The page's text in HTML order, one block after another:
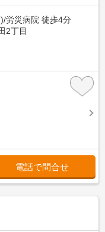
労災病院 徒歩4分
2丁目
電話で問合せ